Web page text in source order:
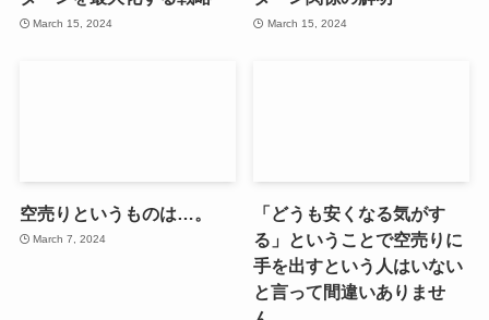
March 15, 2024 March 15, 2024
空売りというものは…。
March 7, 2024
「どうも安くなる気がす
る」ということで空売りに
手を出すという人はいない
と言って間違いありませ